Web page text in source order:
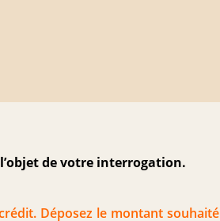
de votre interrogation.
Déposez le montant souhaité